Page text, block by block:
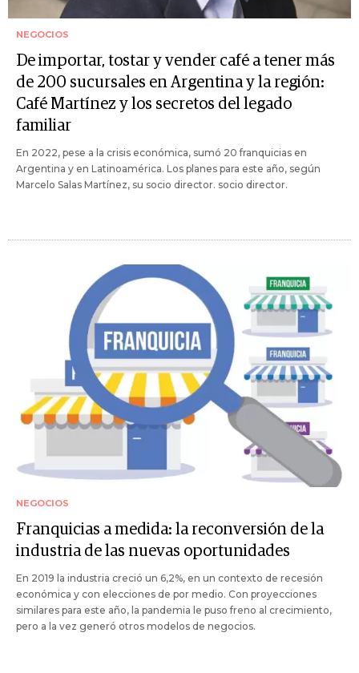
NEGOCIOS
De importar, tostar y vender café a tener más
de 200 sucursales en Argentina y la región:
Café Martínez y los secretos del legado
familiar
En 2022, pese a la crisis económica, sumó 20 franquicias en
Argentina y en Latinoamérica. Los planes para este año, según
Marcelo Salas Martínez, su socio director. socio director.
NEGOCIOS
Franquicias a medida: la reconversión de la
industria de las nuevas oportunidades
En 2019 la industria creció un 6,2%, en un contexto de recesión
económica y con elecciones de por medio. Con proyecciones
similares para este año, la pandemia le puso freno al crecimiento,
pero a la vez generó otros modelos de negocios.